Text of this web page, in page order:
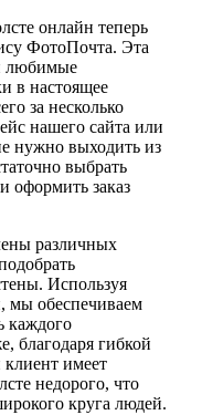
онлайн теперь
ФотоПочта. Эта
любимые
в настоящее
за несколько
нашего сайта или
нужно выходить из
выбрать
оформить заказ
различных
Используя
мы обеспечиваем
каждого
благодаря гибкой
имеет
недорого, что
круга людей.